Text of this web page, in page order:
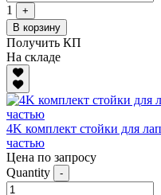
1
+
В корзину
Получить КП
На складе
4K комплект стойки для
частью
Цена по запросу
Quantity
-